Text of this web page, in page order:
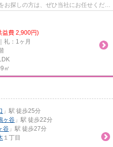
お探しの方は、ぜひ当社にお任せくださ
益費 2,900円)
礼：1ヶ月
㎡
」駅 徒歩25分
ヶ谷 」駅 徒歩22分
谷 」駅 徒歩27分
１丁目